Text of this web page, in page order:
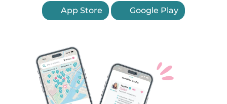
App Store Google Play